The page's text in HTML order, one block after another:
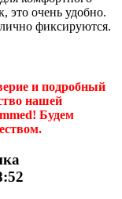
это очень удобно.
фиксируются.
и подробный
нашей
Будем